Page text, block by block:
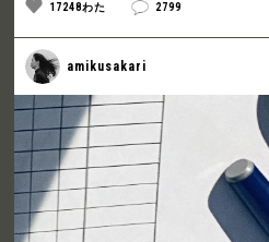
17248わた 2799
amikusakari